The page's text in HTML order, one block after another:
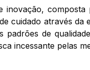
cuidado através
de
incessante pelas